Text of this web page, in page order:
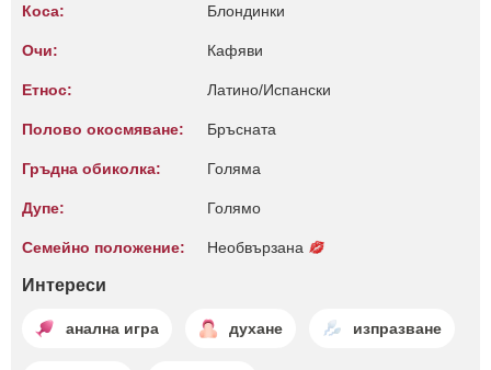
Коса: Блондинки
Очи: Кафяви
Етнос: Латино/Испански
Полово окосмяване: Бръсната
Гръдна обиколка: Голяма
Дупе: Голямо
Семейно положение: Необвързана
Интереси
анална игра духане изпразване